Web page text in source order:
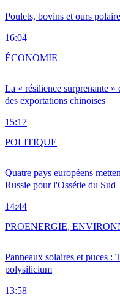
Poulets, bovins et ours
16:04
La « résilience surprenante
des exportations chinoises
15:17
ÉCONOMIE
Quatre pays européens
Russie pour l'Ossétie du Sud
14:44
POLITIQUE
Panneaux solaires et puces :
polysilicium
13:58
PROENERGIE,